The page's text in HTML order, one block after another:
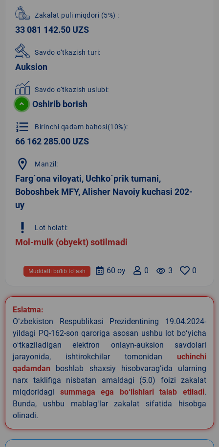
Zakalat puli miqdori (5%) :
33 081 142.50 UZS
Savdo o‘tkazish turi:
Auksion
Savdo o‘tkazish uslubi:
Oshirib borish
format_list_numbered Birinchi qadam bahosi(10%):
66 162 285.00 UZS
location_on Manzil:
Farg`ona viloyati, Uchko`prik tumani,
Boboshbek MFY, Alisher Navoiy kuchasi 202-
uy
priority_high Lot holati:
Mol-mulk (obyekt) sotilmadi
0
remove_red_eye 3
0
60 oy
Muddatli bo‘lib to‘lash
Eslatma:
Oʻzbekiston Respublikasi Prezidentining 19.04.2024-
yildagi PQ-162-son qaroriga asosan ushbu lot boʻyicha
oʻtkaziladigan elektron onlayn-auksion savdolari
jarayonida, ishtirokchilar tomonidan uchinchi
qadamdan boshlab shaxsiy hisobvaragʻida ularning
narx taklifiga nisbatan amaldagi (5.0) foizi zakalat
miqdoridagi summaga ega boʻlishlari talab etiladi.
Bunda, ushbu mablagʻlar zakalat sifatida hisobga
olinadi.